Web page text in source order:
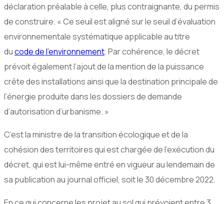
déclaration préalable à celle, plus contraignante, du permis
de construire. « Ce seuil est aligné sur le seuil d’évaluation
environnementale systématique applicable au titre
ducode de l’environnement. Par cohérence, le décret
prévoit également l’ajout de la mention de la puissance
crête des installations ainsi que la destination principale de
l’énergie produite dans les dossiers de demande
d’autorisation d’urbanisme. »
C’est la ministre de la transition écologique et de la
cohésion des territoires qui est chargée de l’exécution du
décret, qui est lui-même entré en vigueur au lendemain de
sa publication au journal officiel, soit le 30 décembre 2022.